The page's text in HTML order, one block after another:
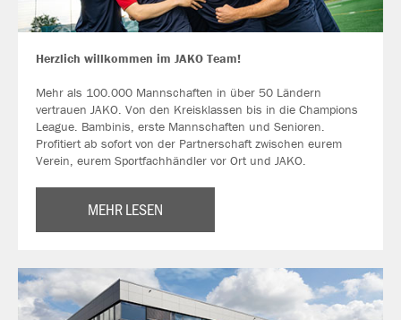
Herzlich willkommen im JAKO Team!
Mehr als 100.000 Mannschaften in über 50 Ländern
vertrauen JAKO. Von den Kreisklassen bis in die Champions
League. Bambinis, erste Mannschaften und Senioren.
Profitiert ab sofort von der Partnerschaft zwischen eurem
Verein, eurem Sportfachhändler vor Ort und JAKO.
MEHR LESEN